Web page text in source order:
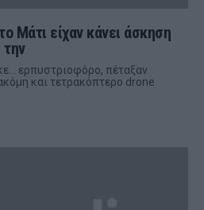
Μάτι είχαν κάνει άσκηση
ερπυστριοφόρο, πέταξαν
και τετρακόπτερο drone